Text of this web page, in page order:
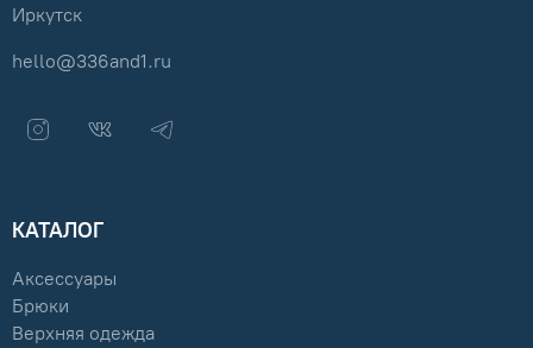
Иркутск
hello@336and1.ru
КАТАЛОГ
Аксессуары
Брюки
Верхняя одежда